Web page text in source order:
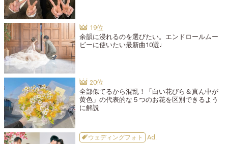
余韻に浸れるのを選びたい。エンドロールムー
ビーに使いたい最新曲10選♩
全部似てるから混乱！「白い花びら＆真ん中が
黄色」の代表的な５つのお花を区別できるよう
に解説
ウェディングフォト